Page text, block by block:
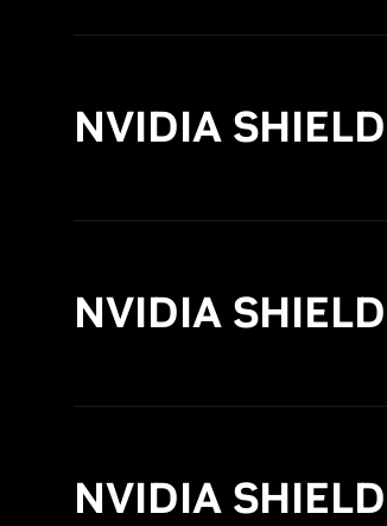
NVIDIA
NVIDIA
NVIDIA